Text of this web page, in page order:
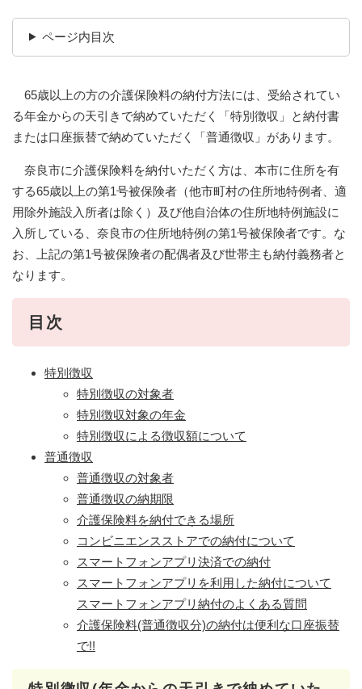
ページ内目次
65歳以上の方の介護保険料の納付方法には、受給されてい
る年金からの天引きで納めていただく「特別徴収」と納付書
または口座振替で納めていただく「普通徴収」があります。
奈良市に介護保険料を納付いただく方は、本市に住所を有
する65歳以上の第1号被保険者（他市町村の住所地特例者、適
用除外施設入所者は除く）及び他自治体の住所地特例施設に
入所している、奈良市の住所地特例の第1号被保険者です。な
お、上記の第1号被保険者の配偶者及び世帯主も納付義務者と
なります。
目次
特別徴収
特別徴収の対象者
特別徴収対象の年金
特別徴収による徴収額について
普通徴収
普通徴収の対象者
普通徴収の納期限
介護保険料を納付できる場所
コンビニエンスストアでの納付について
スマートフォンアプリ決済での納付
スマートフォンアプリを利用した納付について
スマートフォンアプリ納付のよくある質問​
介護保険料(普通徴収分)の納付は便利な口座振替
で!!